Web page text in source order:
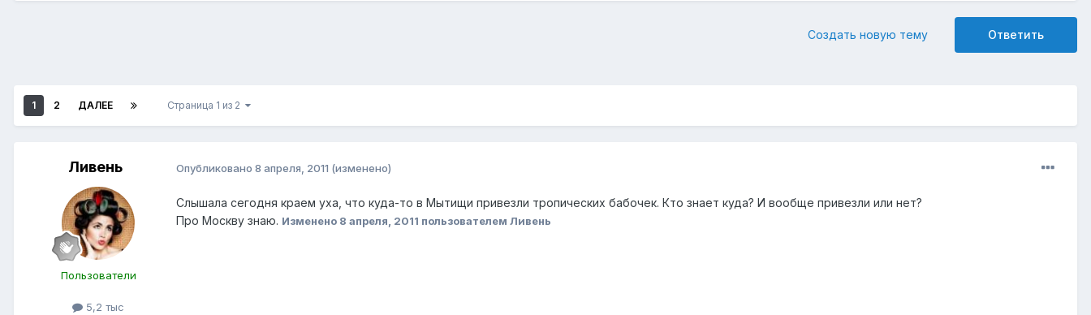
Ответить
Создать новую тему
1 2 ДАЛЕЕ Страница 1 из 2
Ливень
Пользователи
5,2 тыс
Опубликовано 8 апреля, 2011 (изменено)
Слышала сегодня краем уха, что куда-то в Мытищи привезли тропических бабочек. Кто знает куда? И вообще привезли или нет?
Про Москву знаю. Изменено 8 апреля, 2011 пользователем Ливень